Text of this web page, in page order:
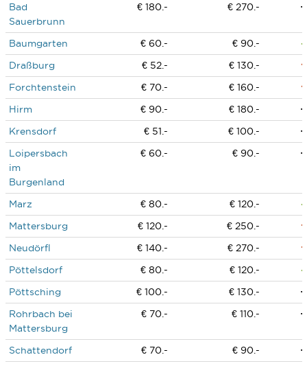
Bad
Sauerbrunn
€ 180.- € 270.-
Baumgarten € 60.-
€ 90.-
Draßburg
€ 52.-
€ 130.-
Forchtenstein
€ 70.-
€ 160.-
Hirm
€ 90.-
€ 180.-
Krensdorf
€ 51.-
€ 100.-
Loipersbach
im
Burgenland
€ 60.- € 90.-
Marz € 80.-
€ 120.-
Mattersburg
€ 120.-
€ 250.-
Neudörfl
€ 140.-
€ 270.-
Pöttelsdorf
€ 80.-
€ 120.-
Pöttsching
€ 100.-
€ 130.-
Rohrbach bei
Mattersburg
€ 70.- € 110.-
Schattendorf € 70.-
€ 90.-